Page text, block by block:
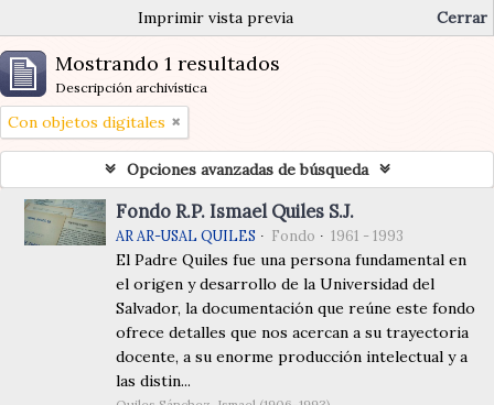
Imprimir vista previa Cerrar
Mostrando 1 resultados
Descripción archivística
Con objetos digitales
Opciones avanzadas de búsqueda
Fondo R.P. Ismael Quiles S.J.
AR AR-USAL QUILES Fondo 1961 - 1993
El Padre Quiles fue una persona fundamental en
el origen y desarrollo de la Universidad del
Salvador, la documentación que reúne este fondo
ofrece detalles que nos acercan a su trayectoria
docente, a su enorme producción intelectual y a
las distin...